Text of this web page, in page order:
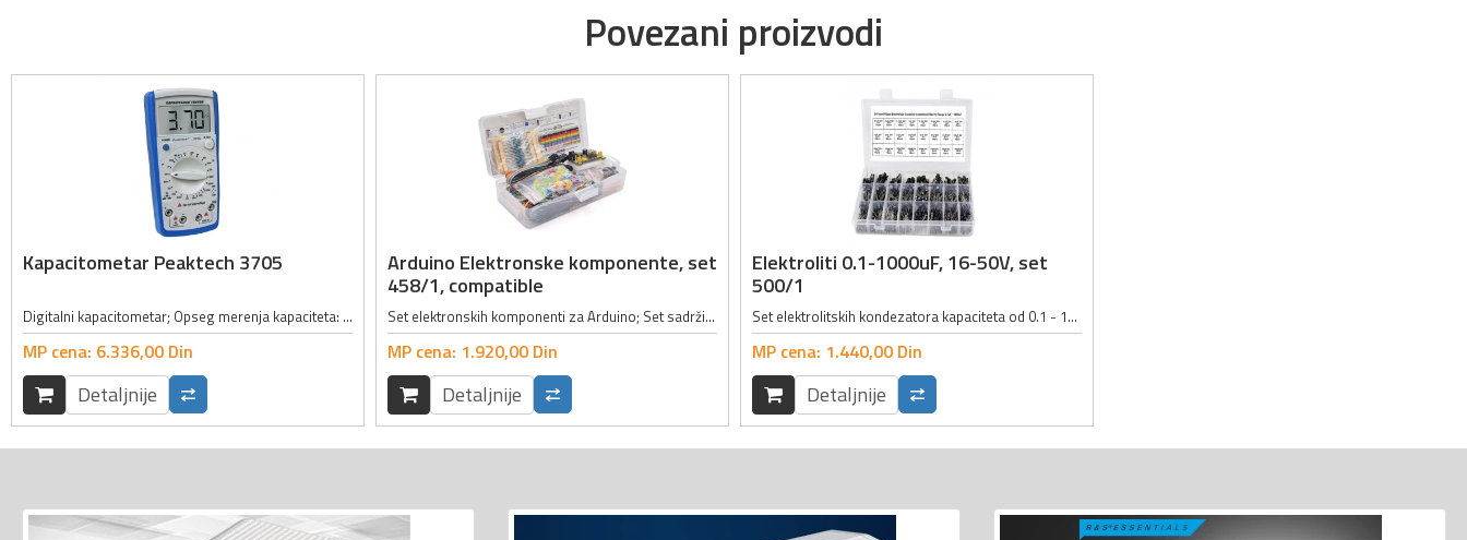
Povezani proizvodi
Kapacitometar Peaktech 3705
Digitalni kapacitometar; Opseg merenja kapaciteta: 200pF, 2nF, 20nF, 200nF, 2µF, 20µF, 200µF, 2mF, 20mF; Tačnost merenja kapaciteta: ±0.5% + 10 cifara; Opseg merenja otpornosti: 20Ω, 200Ω, 2kΩ, 20kΩ, 200kΩ, 2MΩ, 20MΩ, 200MΩ,...
MP cena: 6.336,00 Din
Detaljnije
Arduino Elektronske komponente, set
458/1, compatible
Set elektronskih komponenti za Arduino; Set sadrži 458 komponenti među kojima su:; - 1 x Modul za napajanje (Ulazni napon: 6.5 - 12V ili napajanje preko USB-a, Izlazni napon: 3.3 - 5V, Maksimalna izlazna jačina struje: 700mA); - 1 x...
MP cena: 1.920,00 Din
Detaljnije
Elektroliti 0.1-1000uF, 16-50V, set
500/1
Set elektrolitskih kondezatora kapaciteta od 0.1 - 1000µF; Napon kondezatora u setu: 16 - 50V; Set sadrži 500 elektrolitskih kondezatora:; 0.1µF 50V 4x7mm : 30 kom; 0.22µF 50V 5x11mm : 20 kom; 0.47µF 50V 5x11mm : 20 kom; 1µF 50V...
MP cena: 1.440,00 Din
Detaljnije